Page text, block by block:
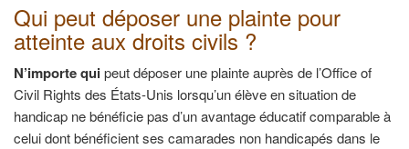
Qui peut déposer une plainte pour
atteinte aux droits civils ?
N’importe quipeut déposer une plainte auprès de l’Office of
Civil Rights des États-Unis lorsqu’un élève en situation de
handicap ne bénéficie pas d’un avantage éducatif comparable à
celui dont bénéficient ses camarades non handicapés dans le